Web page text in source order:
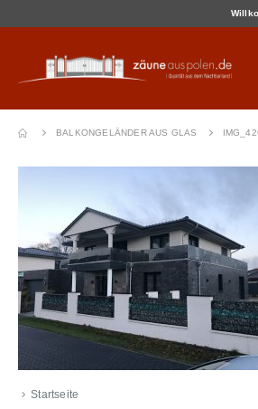
BALKONGELÄNDER AUS GLAS
Startseite